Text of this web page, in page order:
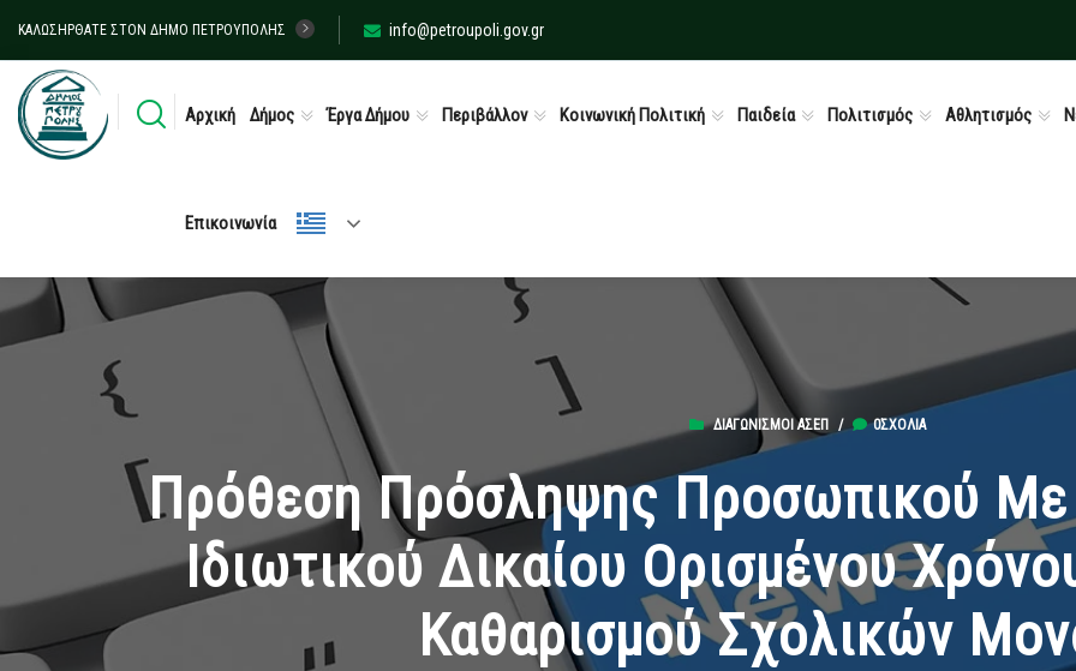
ΚΑΛΩΣΉΡΘΑΤΕ ΣΤΟΝ ΔΉΜΟ ΠΕΤΡΟΎΠΟΛΗΣ info@petroupoli.gov.gr
Αρχική Δήμος Έργα Δήμου Περιβάλλον Κοινωνική Πολιτική Παιδεία Πολιτισμός Αθλητισμός
Επικοινωνία
ΔΙΑΓΩΝΙΣΜΟΊ ΑΣΕΠ / 0ΣΧΌΛΙΑ
Πρόθεση Πρόσληψης Προσωπικού Με
Ιδιωτικού Δικαίου Ορισμένου
Καθαρισμού Σχολικών